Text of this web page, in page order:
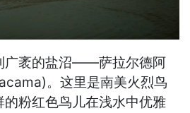
广袤的盐沼——萨拉尔德阿
。这里是南美火烈鸟
粉红色鸟儿在浅水中优雅